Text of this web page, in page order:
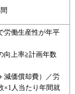
労働生産性が年平
向上率≧計画年数
減価償却費）／労
×1人当たり年間就